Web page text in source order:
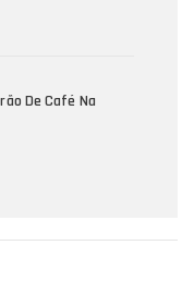
De Café Na